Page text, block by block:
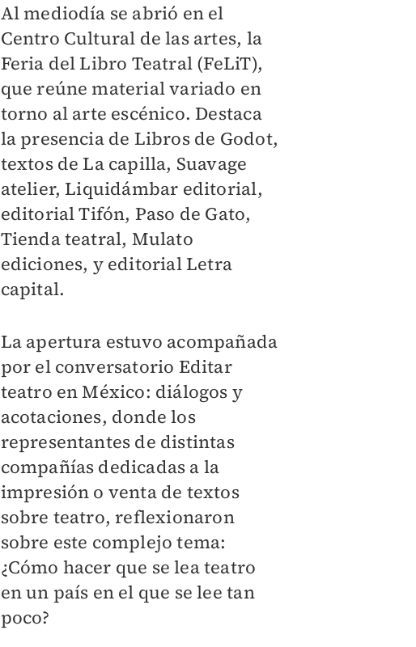
Al mediodía se abrió en el
Centro Cultural de las artes, la
Feria del Libro Teatral (FeLiT),
que reúne material variado en
torno al arte escénico. Destaca
la presencia de Libros de Godot,
textos de La capilla, Suavage
atelier, Liquidámbar editorial,
editorial Tifón, Paso de Gato,
Tienda teatral, Mulato
ediciones, y editorial Letra
capital.
La apertura estuvo acompañada
por el conversatorio Editar
teatro en México: diálogos y
acotaciones, donde los
representantes de distintas
compañías dedicadas a la
impresión o venta de textos
sobre teatro, reflexionaron
sobre este complejo tema:
¿Cómo hacer que se lea teatro
en un país en el que se lee tan
poco?